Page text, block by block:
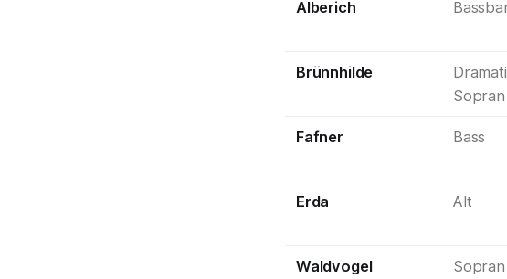
Alberich
Brünnhilde
Sopran
Fafner Bass
Erda Alt
Waldvogel Sopran